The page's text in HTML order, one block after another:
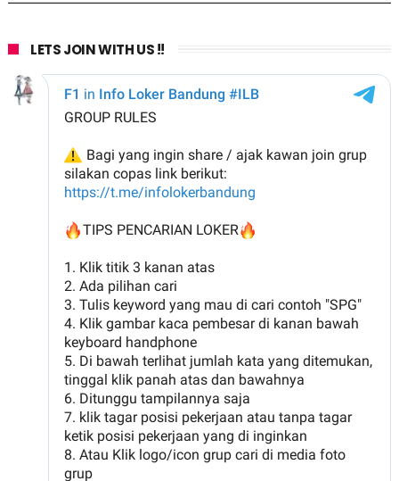
LETS JOIN WITH US !!